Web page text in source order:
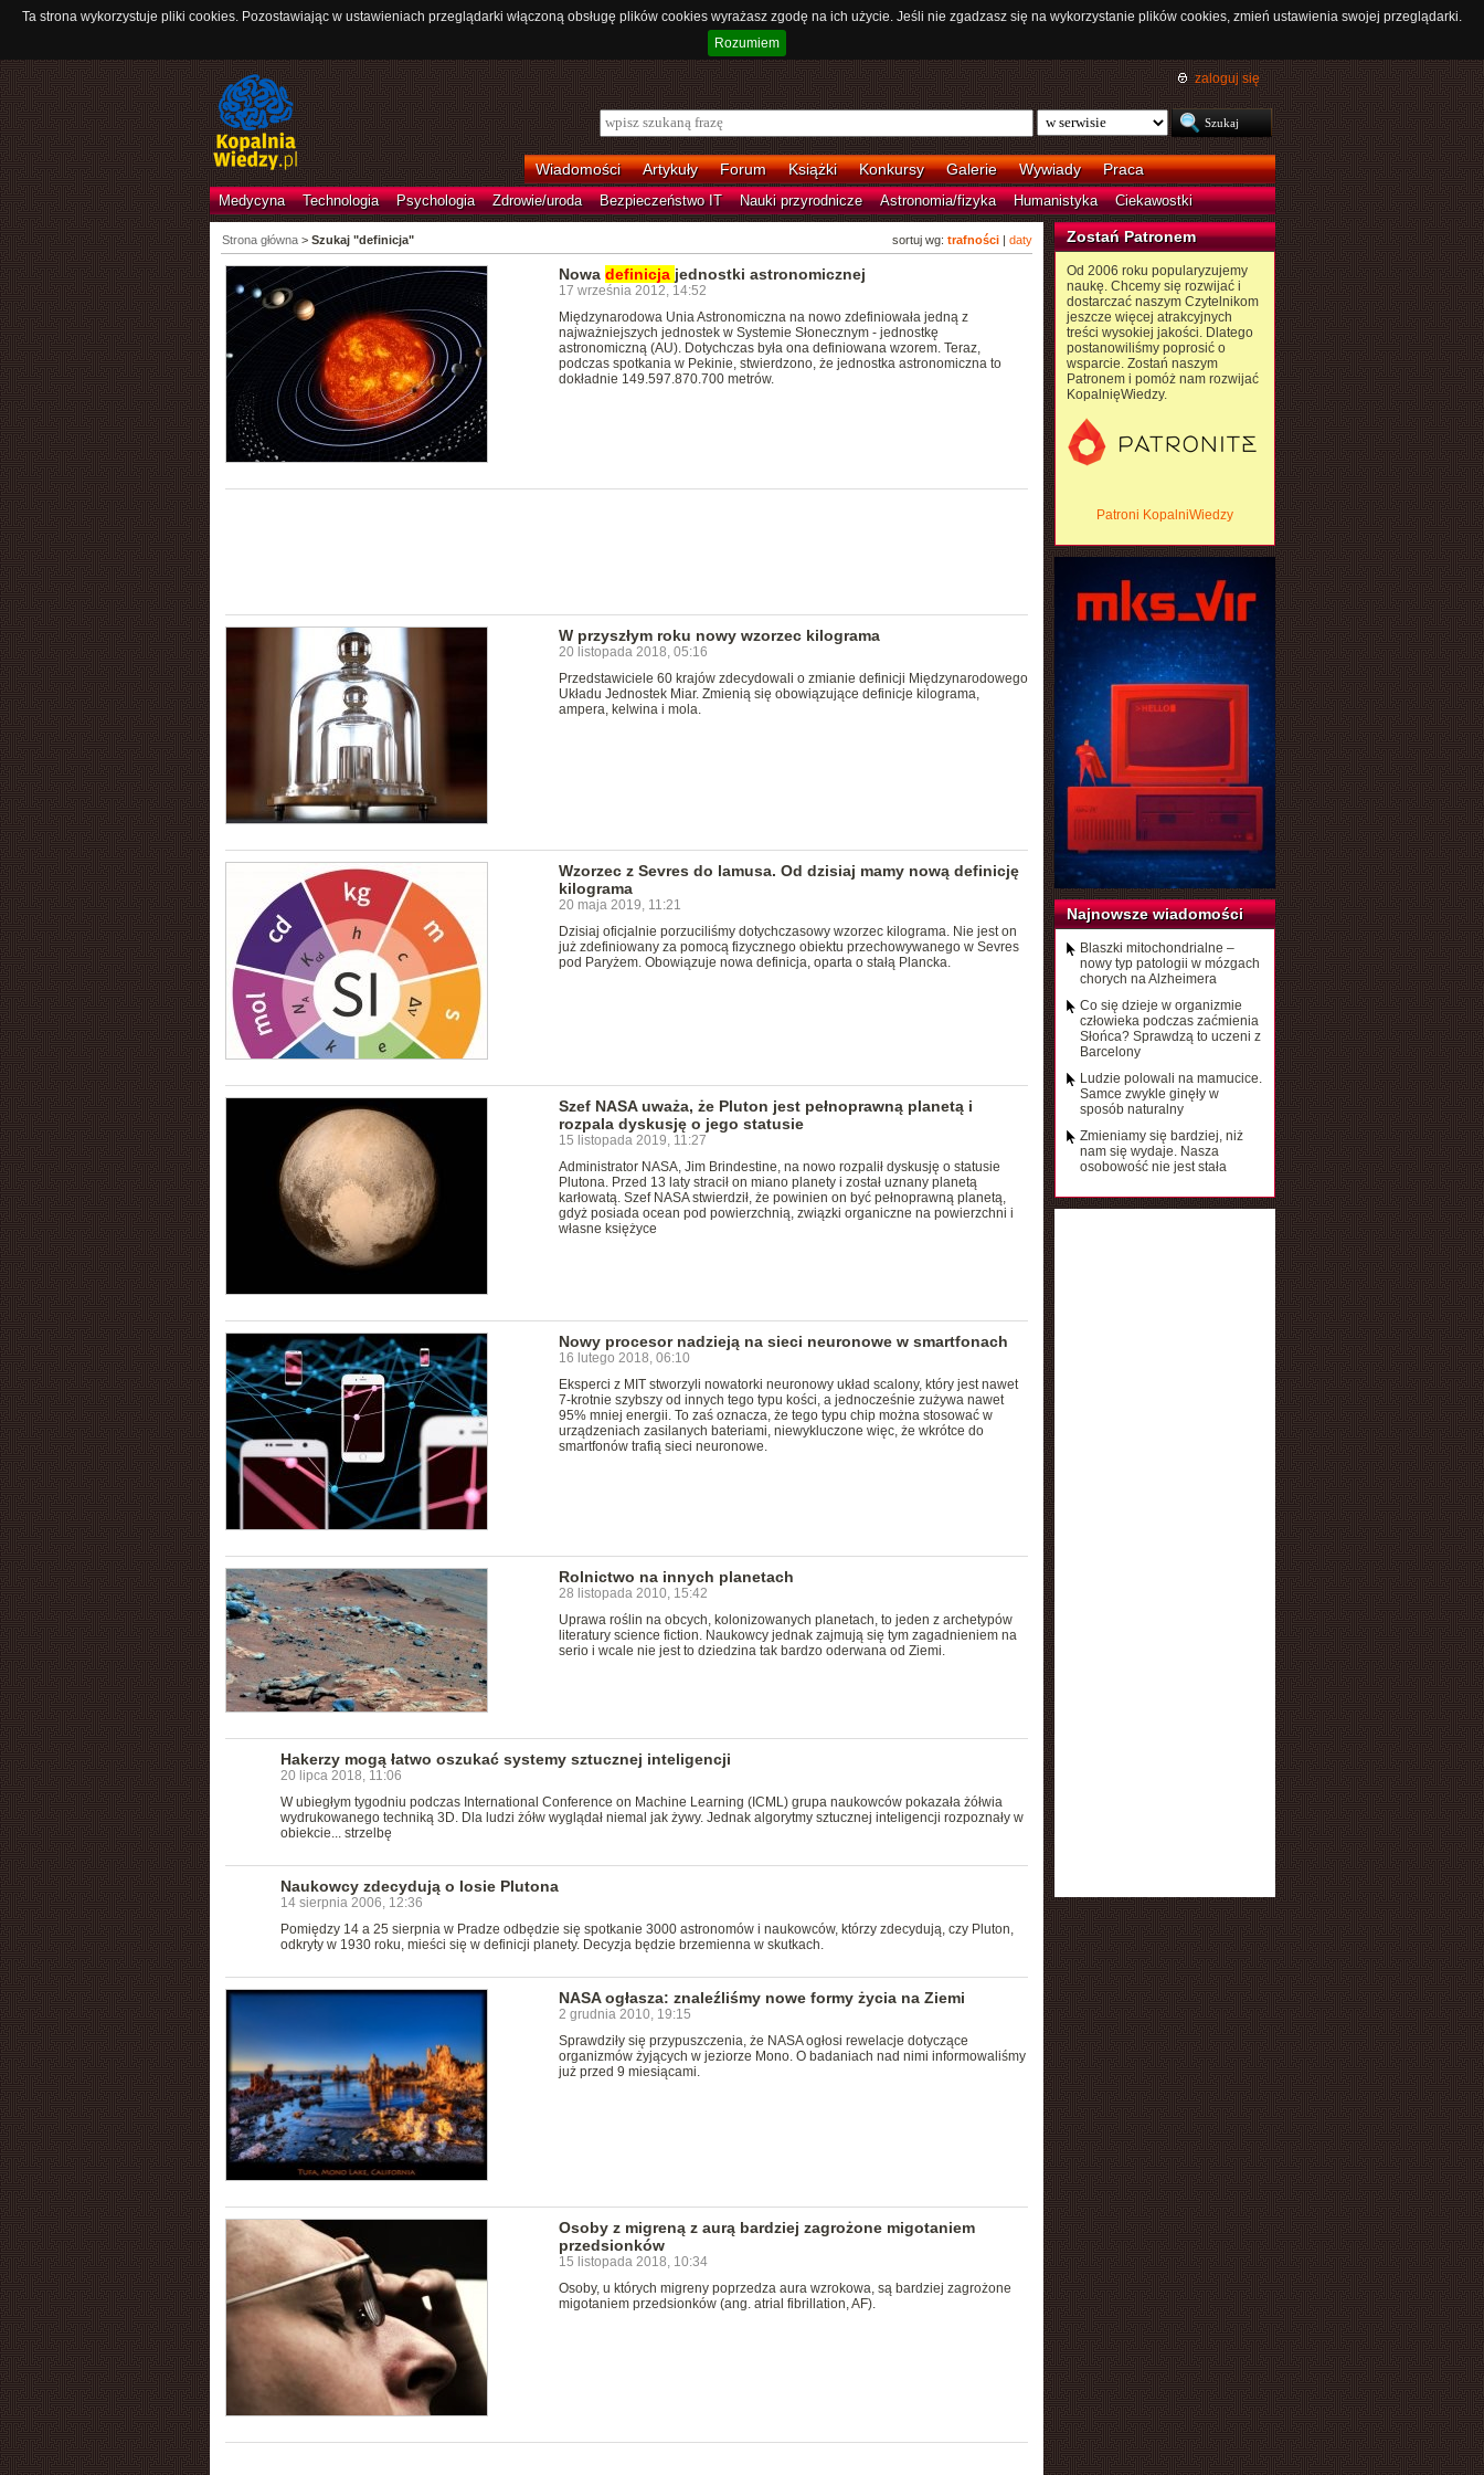
Ta strona wykorzystuje pliki cookies. Pozostawiając w ustawieniach przeglądarki włączoną obsługę plików cookies wyrażasz zgodę na ich użycie. Jeśli nie zgadzasz się na wykorzystanie plików cookies, zmień ustawienia swojej przeglądarki.
Rozumiem
zaloguj się
Wiadomości Artykuły Forum Książki Konkursy Galerie Wywiady Praca
Medycyna Technologia Psychologia Zdrowie/uroda Bezpieczeństwo IT Nauki przyrodnicze Astronomia/fizyka Humanistyka Ciekawostki
sortuj wg: trafności| daty
Strona główna> Szukaj "definicja"
Nowa definicja jednostki astronomicznej
17 września 2012, 14:52
Międzynarodowa Unia Astronomiczna na nowo zdefiniowała jedną z
najważniejszych jednostek w Systemie Słonecznym - jednostkę
astronomiczną (AU). Dotychczas była ona definiowana wzorem. Teraz,
podczas spotkania w Pekinie, stwierdzono, że jednostka astronomiczna to
dokładnie 149.597.870.700 metrów.
W przyszłym roku nowy wzorzec kilograma
20 listopada 2018, 05:16
Przedstawiciele 60 krajów zdecydowali o zmianie definicji Międzynarodowego
Układu Jednostek Miar. Zmienią się obowiązujące definicje kilograma,
ampera, kelwina i mola.
Wzorzec z Sevres do lamusa. Od dzisiaj mamy nową definicję
kilograma
20 maja 2019, 11:21
Dzisiaj oficjalnie porzuciliśmy dotychczasowy wzorzec kilograma. Nie jest on
już zdefiniowany za pomocą fizycznego obiektu przechowywanego w Sevres
pod Paryżem. Obowiązuje nowa definicja, oparta o stałą Plancka.
Szef NASA uważa, że Pluton jest pełnoprawną planetą i
rozpala dyskusję o jego statusie
15 listopada 2019, 11:27
Administrator NASA, Jim Brindestine, na nowo rozpalił dyskusję o statusie
Plutona. Przed 13 laty stracił on miano planety i został uznany planetą
karłowatą. Szef NASA stwierdził, że powinien on być pełnoprawną planetą,
gdyż posiada ocean pod powierzchnią, związki organiczne na powierzchni i
własne księżyce
Nowy procesor nadzieją na sieci neuronowe w smartfonach
16 lutego 2018, 06:10
Eksperci z MIT stworzyli nowatorki neuronowy układ scalony, który jest nawet
7-krotnie szybszy od innych tego typu kości, a jednocześnie zużywa nawet
95% mniej energii. To zaś oznacza, że tego typu chip można stosować w
urządzeniach zasilanych bateriami, niewykluczone więc, że wkrótce do
smartfonów trafią sieci neuronowe.
Rolnictwo na innych planetach
28 listopada 2010, 15:42
Uprawa roślin na obcych, kolonizowanych planetach, to jeden z archetypów
literatury science fiction. Naukowcy jednak zajmują się tym zagadnieniem na
serio i wcale nie jest to dziedzina tak bardzo oderwana od Ziemi.
Hakerzy mogą łatwo oszukać systemy sztucznej inteligencji
20 lipca 2018, 11:06
W ubiegłym tygodniu podczas International Conference on Machine Learning (ICML) grupa naukowców pokazała żółwia
wydrukowanego techniką 3D. Dla ludzi żółw wyglądał niemal jak żywy. Jednak algorytmy sztucznej inteligencji rozpoznały w
obiekcie... strzelbę
Naukowcy zdecydują o losie Plutona
14 sierpnia 2006, 12:36
Pomiędzy 14 a 25 sierpnia w Pradze odbędzie się spotkanie 3000 astronomów i naukowców, którzy zdecydują, czy Pluton,
odkryty w 1930 roku, mieści się w definicji planety. Decyzja będzie brzemienna w skutkach.
NASA ogłasza: znaleźliśmy nowe formy życia na Ziemi
2 grudnia 2010, 19:15
Sprawdziły się przypuszczenia, że NASA ogłosi rewelacje dotyczące
organizmów żyjących w jeziorze Mono. O badaniach nad nimi informowaliśmy
już przed 9 miesiącami.
Osoby z migreną z aurą bardziej zagrożone migotaniem
przedsionków
15 listopada 2018, 10:34
Osoby, u których migreny poprzedza aura wzrokowa, są bardziej zagrożone
migotaniem przedsionków (ang. atrial fibrillation, AF).
Zostań Patronem
Od 2006 roku popularyzujemy
naukę. Chcemy się rozwijać i
dostarczać naszym Czytelnikom
jeszcze więcej atrakcyjnych
treści wysokiej jakości. Dlatego
postanowiliśmy poprosić o
wsparcie. Zostań naszym
Patronem i pomóż nam rozwijać
KopalnięWiedzy.
Patroni KopalniWiedzy
Najnowsze wiadomości
Blaszki mitochondrialne –
nowy typ patologii w mózgach
chorych na Alzheimera
Co się dzieje w organizmie
człowieka podczas zaćmienia
Słońca? Sprawdzą to uczeni z
Barcelony
Ludzie polowali na mamucice.
Samce zwykle ginęły w
sposób naturalny
Zmieniamy się bardziej, niż
nam się wydaje. Nasza
osobowość nie jest stała